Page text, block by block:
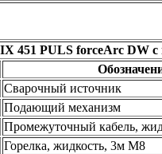
451 PULS forceArc DW с
Сварочный источник
Подающий механизм
Промежуточный кабель,
Горелка, жидкость, 3м М8